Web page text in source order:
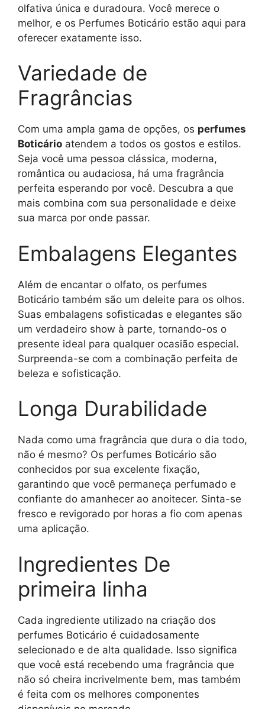
olfativa única e duradoura. Você merece o
melhor, e os Perfumes Boticário estão aqui para
oferecer exatamente isso.
Variedade de
Fragrâncias
Com uma ampla gama de opções, os perfumes
Boticário atendem a todos os gostos e estilos.
Seja você uma pessoa clássica, moderna,
romântica ou audaciosa, há uma fragrância
perfeita esperando por você. Descubra a que
mais combina com sua personalidade e deixe
sua marca por onde passar.
Embalagens Elegantes
Além de encantar o olfato, os perfumes
Boticário também são um deleite para os olhos.
Suas embalagens sofisticadas e elegantes são
um verdadeiro show à parte, tornando-os o
presente ideal para qualquer ocasião especial.
Surpreenda-se com a combinação perfeita de
beleza e sofisticação.
Longa Durabilidade
Nada como uma fragrância que dura o dia todo,
não é mesmo? Os perfumes Boticário são
conhecidos por sua excelente fixação,
garantindo que você permaneça perfumado e
confiante do amanhecer ao anoitecer. Sinta-se
fresco e revigorado por horas a fio com apenas
uma aplicação.
Ingredientes De
primeira linha
Cada ingrediente utilizado na criação dos
perfumes Boticário é cuidadosamente
selecionado e de alta qualidade. Isso significa
que você está recebendo uma fragrância que
não só cheira incrivelmente bem, mas também
é feita com os melhores componentes